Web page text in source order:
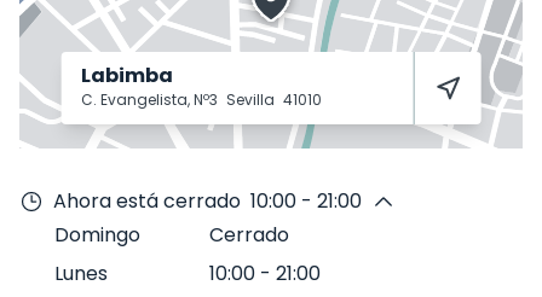
Labimba
C. Evangelista, Nº3 Sevilla 41010
Ahora está cerrado 10:00 - 21:00
Domingo
Cerrado
Lunes
10:00 - 21:00